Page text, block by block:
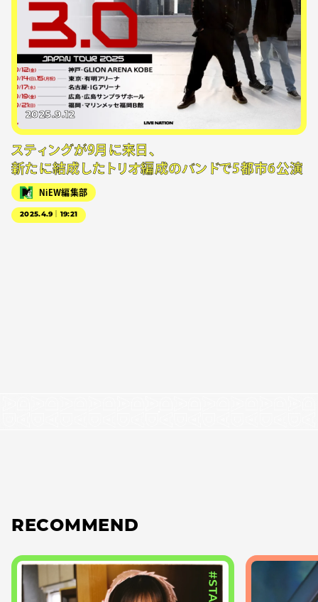
2025.9.12
スティングが9月に来日、
新たに結成したトリオ編成のバンドで5都市6公演
NiEW編集部
2025.4.9｜19:21
RECOMMEND